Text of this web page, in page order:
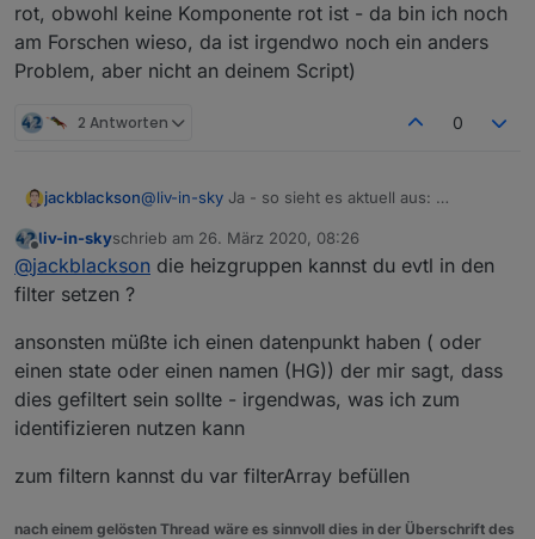
rot, obwohl keine Komponente rot ist - da bin ich noch
am Forschen wieso, da ist irgendwo noch ein anders
Problem, aber nicht an deinem Script)
2 Antworten 0
jackblackson@liv-in-sky Ja - so sieht es aktuell aus:
Es ist alles gut, nur die Heizgruppen (die letzten
4 mit HG) sollten aus meiner Sicht nicht drinnen
sein, da alle Komponenten schon oben dabei
Komponente rot ist - da bin ich noch am
Forschen wieso, da ist irgendwo noch ein anders
Offline
liv-in-skyschrieb am 26. März 2020, 08:26
zuletzt editiert von
@jackblackson die heizgruppen kannst du evtl in den
filter setzen ?
ansonsten müßte ich einen datenpunkt haben ( oder
einen state oder einen namen (HG)) der mir sagt, dass
dies gefiltert sein sollte - irgendwas, was ich zum
identifizieren nutzen kann
zum filtern kannst du var filterArray befüllen
nach einem gelösten Thread wäre es sinnvoll dies in der Überschrift des